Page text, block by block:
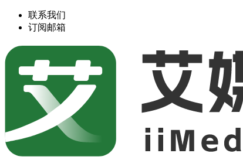
联系我们
订阅邮箱